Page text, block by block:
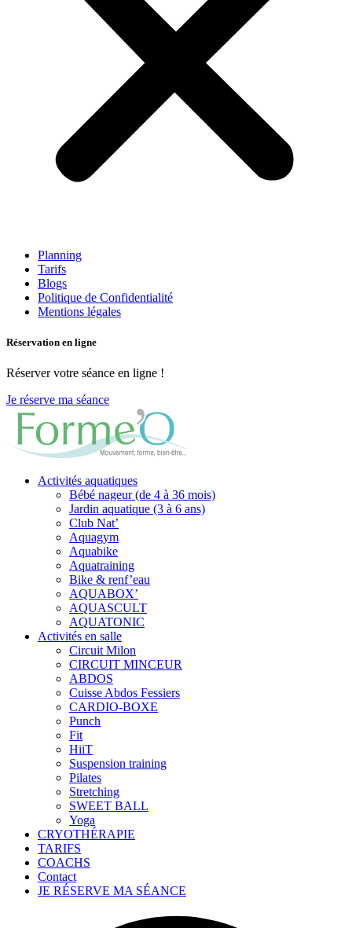
Planning
Tarifs
Blogs
Politique de Confidentialité
Mentions légales
Réservation en ligne
Réserver votre séance en ligne !
Je réserve ma séance
Activités aquatiques
Bébé nageur (de 4 à 36 mois)
Jardin aquatique (3 à 6 ans)
Club Nat’
Aquagym
Aquabike
Aquatraining
Bike & renf’eau
AQUABOX’
AQUASCULT
AQUATONIC
Activités en salle
Circuit Milon
CIRCUIT MINCEUR
ABDOS
Cuisse Abdos Fessiers
CARDIO-BOXE
Punch
Fit
HiiT
Suspension training
Pilates
Stretching
SWEET BALL
Yoga
CRYOTHÉRAPIE
TARIFS
COACHS
Contact
JE RÉSERVE MA SÉANCE